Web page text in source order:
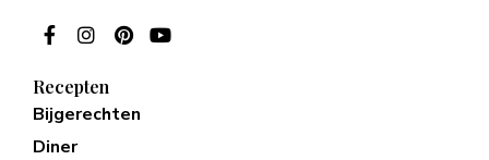
Recepten
Bijgerechten
Diner